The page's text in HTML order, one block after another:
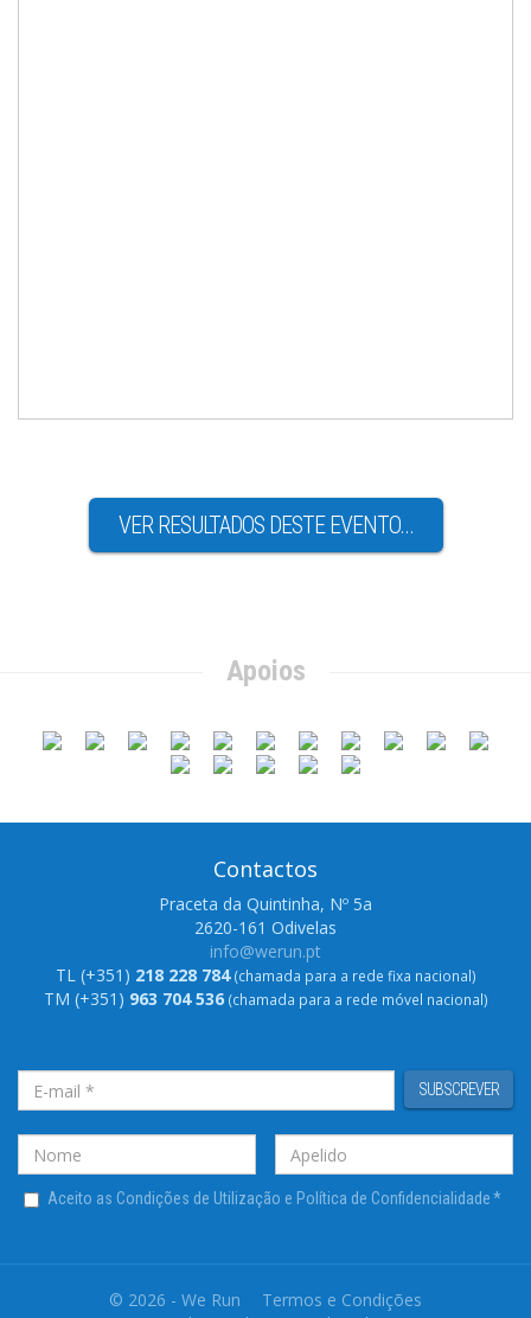
VER RESULTADOS DESTE EVENTO...
Apoios
Contactos
Praceta da Quintinha, Nº 5a
2620-161 Odivelas
info@werun.pt
TL (+351) 218 228 784(chamada para a rede fixa nacional)
TM (+351) 963 704 536(chamada para a rede móvel nacional)
SUBSCREVER
Aceito as Condições de Utilização e Política de Confidencialidade*
© 2026 - We Run
Termos e Condições